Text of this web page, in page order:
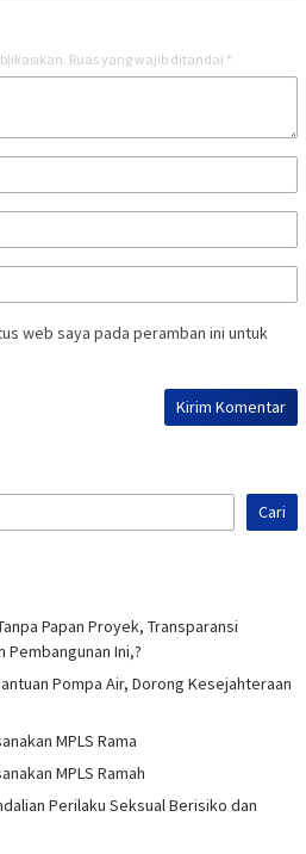
Ruas yang wajib ditandai *
web saya pada peramban ini untuk
Cari
Papan Proyek, Transparansi
Pembangunan Ini,?
Pompa Air, Dorong Kesejahteraan
MPLS Rama
MPLS Ramah
Perilaku Seksual Berisiko dan